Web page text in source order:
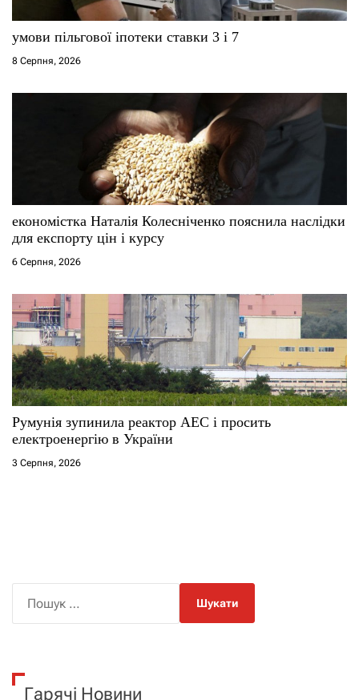
умови пільгової іпотеки ставки 3 і 7
8 Серпня, 2026
економістка Наталія Колесніченко пояснила наслідки
для експорту цін і курсу
6 Серпня, 2026
Румунія зупинила реактор АЕС і просить
електроенергію в України
3 Серпня, 2026
к
Гарячі Новини